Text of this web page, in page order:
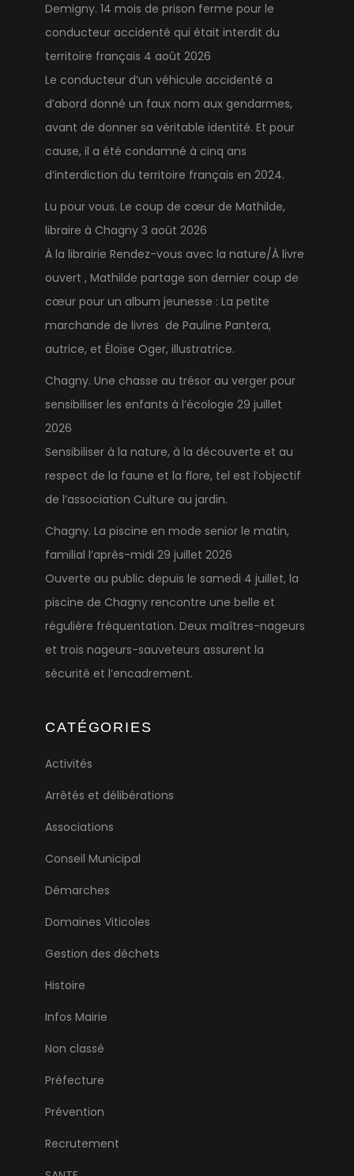
Demigny. 14 mois de prison ferme pour le
conducteur accidenté qui était interdit du
territoire français 4 août 2026
Le conducteur d’un véhicule accidenté a
d’abord donné un faux nom aux gendarmes,
avant de donner sa véritable identité. Et pour
cause, il a été condamné à cinq ans
d’interdiction du territoire français en 2024.
Lu pour vous. Le coup de cœur de Mathilde,
libraire à Chagny 3 août 2026
À la librairie Rendez-vous avec la nature/À livre
ouvert , Mathilde partage son dernier coup de
cœur pour un album jeunesse : La petite
marchande de livres de Pauline Pantera,
autrice, et Éloïse Oger, illustratrice.
Chagny. Une chasse au trésor au verger pour
sensibiliser les enfants à l’écologie 29 juillet
2026
Sensibiliser à la nature, à la découverte et au
respect de la faune et la flore, tel est l’objectif
de l’association Culture au jardin.
Chagny. La piscine en mode senior le matin,
familial l’après-midi 29 juillet 2026
Ouverte au public depuis le samedi 4 juillet, la
piscine de Chagny rencontre une belle et
régulière fréquentation. Deux maîtres-nageurs
et trois nageurs-sauveteurs assurent la
sécurité et l’encadrement.
CATÉGORIES
Activités
Arrêtés et délibérations
Associations
Conseil Municipal
Démarches
Domaines Viticoles
Gestion des déchets
Histoire
Infos Mairie
Non classé
Préfecture
Prévention
Recrutement